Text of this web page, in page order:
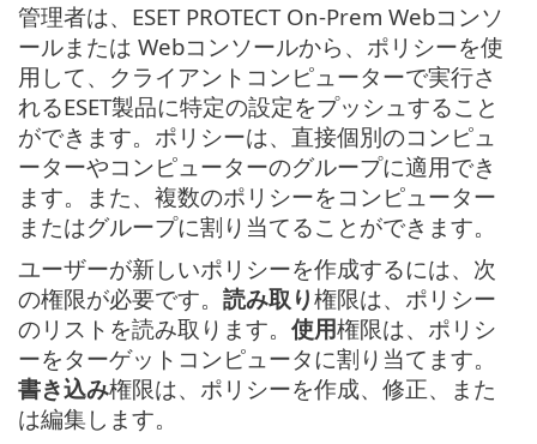
管理者は、ESET PROTECT On-Prem Webコンソ
ールまたは Webコンソールから、ポリシーを使
用して、クライアントコンピューターで実行さ
れるESET製品に特定の設定をプッシュすること
ができます。ポリシーは、直接個別のコンピュ
ーターやコンピューターのグループに適用でき
ます。また、複数のポリシーをコンピューター
またはグループに割り当てることができます。
ユーザーが新しいポリシーを作成するには、次
の権限が必要です。 読み取り権限は、ポリシー
のリストを読み取ります。 使用権限は、ポリシ
ーをターゲットコンピュータに割り当てます。
書き込み権限は、ポリシーを作成、修正、また
は編集します。